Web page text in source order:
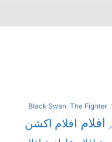
Black Swan The Fighter
افلام افلام اكشن